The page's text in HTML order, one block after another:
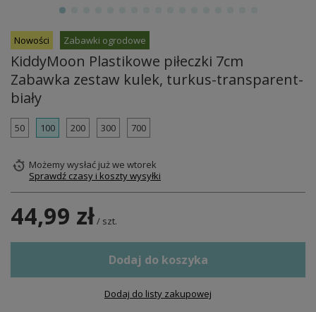
Nowości Zabawki ogrodowe
KiddyMoon Plastikowe piłeczki 7cm
Zabawka zestaw kulek, turkus-transparent-
biały
50 100 200 300 700
Możemy wysłać jużwe wtorek
Sprawdź czasy i koszty wysyłki
44,99 zł/ szt.
Dodaj do koszyka
Dodaj do listy zakupowej